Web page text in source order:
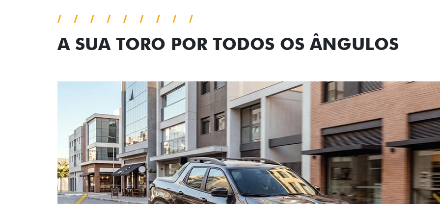
A SUA TORO POR TODOS OS ÂNGULOS